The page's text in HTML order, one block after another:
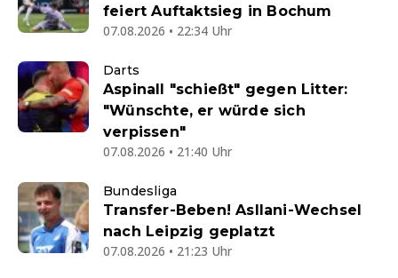
feiert Auftaktsieg in Bochum
07.08.2026 • 22:34 Uhr
Darts
Aspinall "schießt" gegen Litter:
"Wünschte, er würde sich
verpissen"
07.08.2026 • 21:40 Uhr
Bundesliga
Transfer-Beben! Asllani-Wechsel
nach Leipzig geplatzt
07.08.2026 • 21:23 Uhr